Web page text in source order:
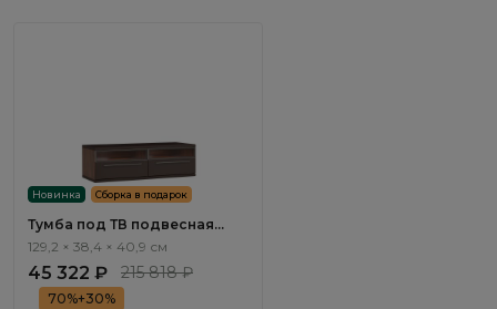
Новинка Сборка в подарок
Тумба под ТВ подвесная
Савона / Savona AS2451.0
129,2 × 38,4 × 40,9 см
45 322 ₽ 215 818 ₽
70%+30%